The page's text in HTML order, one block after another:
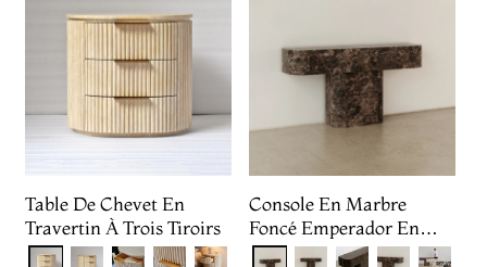
Table De Chevet En
Travertin À Trois Tiroirs
Console En Marbre
Foncé Emperador En
Forme De T